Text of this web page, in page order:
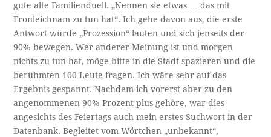
gute alte Familienduell. „Nennen sie etwas … das mit
Fronleichnam zu tun hat“. Ich gehe davon aus, die erste
Antwort würde „Prozession“ lauten und sich jenseits der
90% bewegen. Wer anderer Meinung ist und morgen
nichts zu tun hat, möge bitte in die Stadt spazieren und die
berühmten 100 Leute fragen. Ich wäre sehr auf das
Ergebnis gespannt. Nachdem ich vorerst aber zu den
angenommenen 90% Prozent plus gehöre, war dies
angesichts des Feiertags auch mein erstes Suchwort in der
Datenbank. Begleitet vom Wörtchen „unbekannt“,